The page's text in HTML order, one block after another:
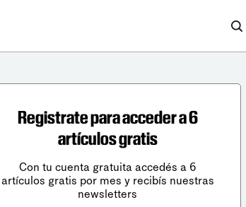
Registrate para acceder a 6
artículos gratis
Con tu cuenta gratuita accedés a 6
artículos gratis por mes y recibís nuestras
newsletters